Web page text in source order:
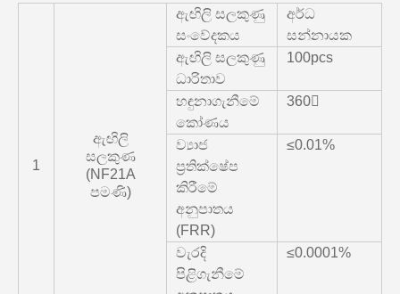
1
ඇඟිලි
සලකුණ
(NF21A
පමණි)
ඇඟිලි සලකුණු
සංවේදකය
අර්ධ
සන්නායක
ඇඟිලි සලකුණු
ධාරිතාව
100pcs
හඳුනාගැනීමේ
කෝණය
360〫
ව්‍යාජ
ප්‍රතික්ෂේප
කිරීමේ
අනුපාතය
(FRR)
≤0.01%
වැරදි
පිළිගැනීමේ
≤0.0001%